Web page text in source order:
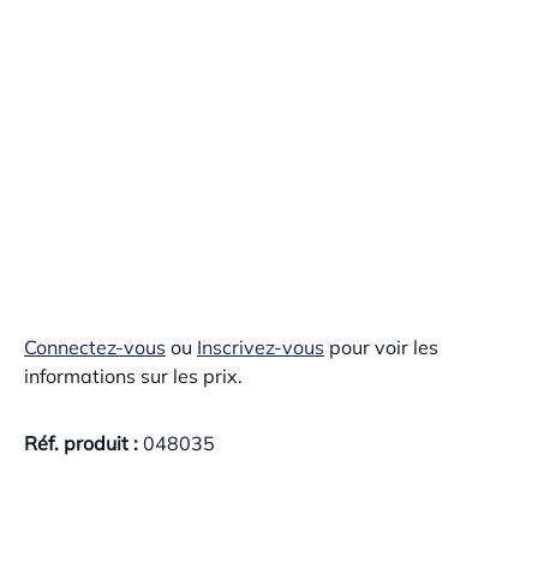
Connectez-vous ou Inscrivez-vous pour voir les
informations sur les prix.
Réf. produit : 048035